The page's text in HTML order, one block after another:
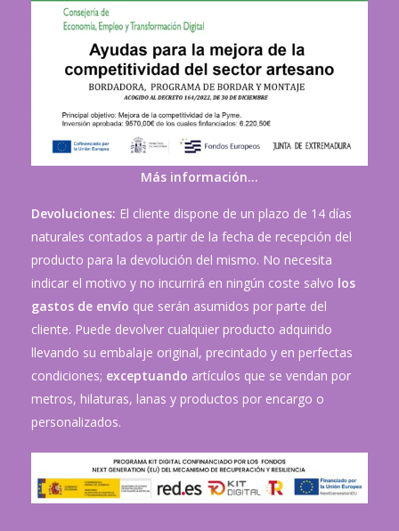
Más información…
Devoluciones: El cliente dispone de un plazo de 14 días
naturales contados a partir de la fecha de recepción del
producto para la devolución del mismo. No necesita
indicar el motivo y no incurrirá en ningún coste salvo los
gastos de envío que serán asumidos por parte del
cliente. Puede devolver cualquier producto adquirido
llevando su embalaje original, precintado y en perfectas
condiciones; exceptuando artículos que se vendan por
metros, hilaturas, lanas y productos por encargo o
personalizados.